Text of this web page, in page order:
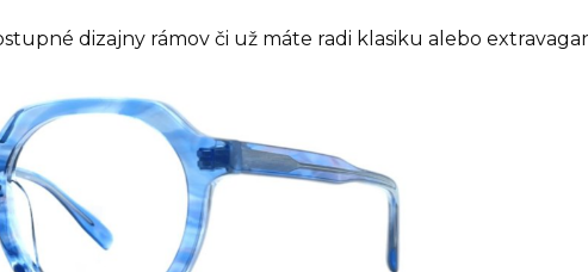
dizajny rámov či už máte radi klasiku alebo